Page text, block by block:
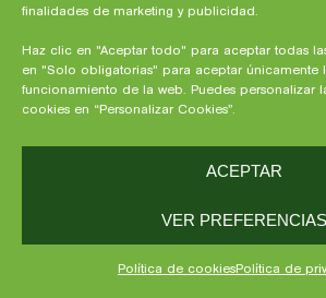
finalidades de marketing y publicidad.
Haz clic en "Aceptar todo" para aceptar todas
en "Solo obligatorias" para aceptar únicamente
funcionamiento de la web. Puedes personalizar
cookies en “Personalizar Cookies”.
ACEPTAR
VER PREFERENCIAS
Política de cookiesPolítica de
¿Qué son las crisis de
se producen?
Las crisis de lactancia o de
ciclos naturales en el desarrollo
mismo periodo de edad
acompaña de una mayor
que puede hacer pensar a la
suficiente leche. En ocasiones,